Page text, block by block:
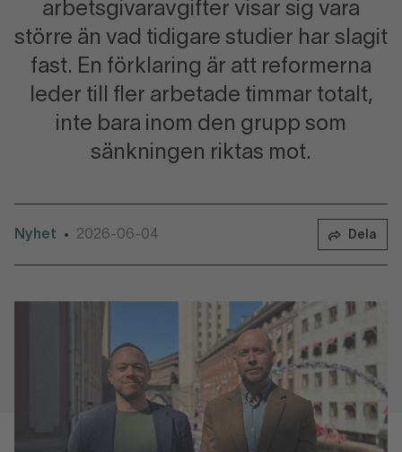
arbetsgivaravgifter visar sig vara
större än vad tidigare studier har slagit
fast. En förklaring är att reformerna
leder till fler arbetade timmar totalt,
inte bara inom den grupp som
sänkningen riktas mot.
Nyhet • 2026-06-04 Dela